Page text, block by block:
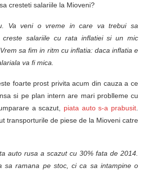
cresteti salariile la Mioveni?
Va veni o vreme in care va trebui sa
creste salariile cu rata inflatiei si un mic
sa fim in ritm cu inflatia: daca inflatia e
va fi mica.
foarte prost privita acum din cauza a ce
si pe plan intern are mari problleme cu
a scazut, piata auto s-a prabusit
transporturile de piese de la Mioveni catre
auto rusa a scazut cu 30% fata de 2014.
sa ramana pe stoc, ci ca sa intampine o